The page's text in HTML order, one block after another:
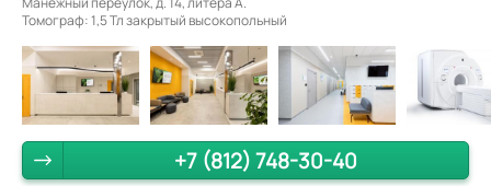
Томограф: 1,5 Тл закрытый высокопольный
+7 (812) 748-30-40